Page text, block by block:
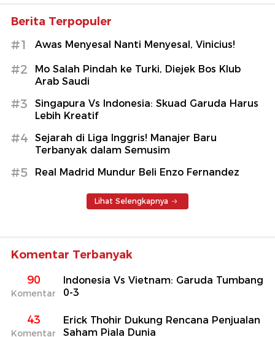
Berita Terpopuler
#1 Awas Menyesal Nanti Menyesal, Vinicius!
#2
Mo Salah Pindah ke Turki, Diejek Bos Klub
Arab Saudi
#3
Singapura Vs Indonesia: Skuad Garuda Harus
Lebih Kreatif
#4
Sejarah di Liga Inggris! Manajer Baru
Terbanyak dalam Semusim
#5 Real Madrid Mundur Beli Enzo Fernandez
Lihat Selengkapnya
Komentar Terbanyak
90
Komentar
Indonesia Vs Vietnam: Garuda Tumbang
0-3
43
Komentar
Erick Thohir Dukung Rencana Penjualan
Saham Piala Dunia